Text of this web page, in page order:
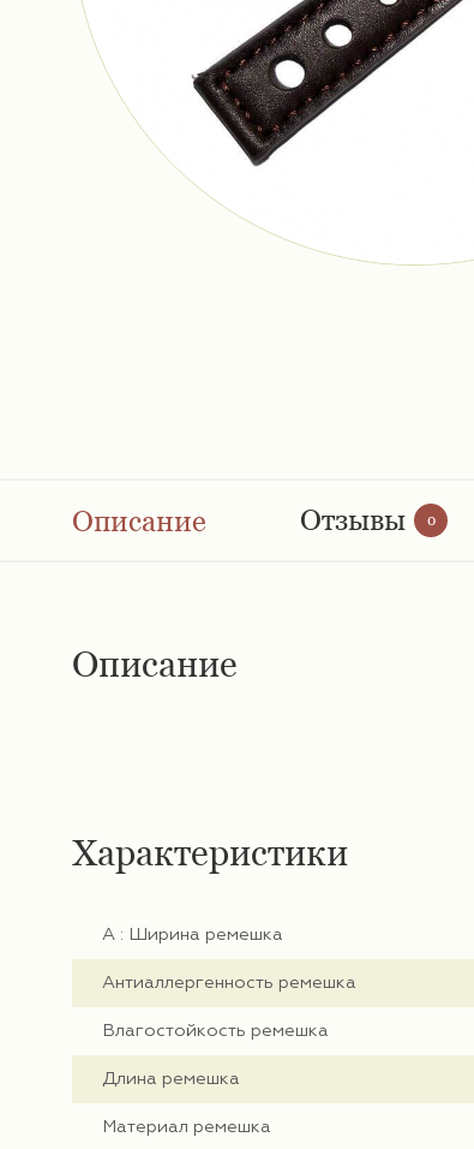
Фурнитура
Описание Отзывы 0
Описание
Характеристики
А : Ширина ремешка
Антиаллергенность ремешка
Влагостойкость ремешка
Длина ремешка
Материал ремешка